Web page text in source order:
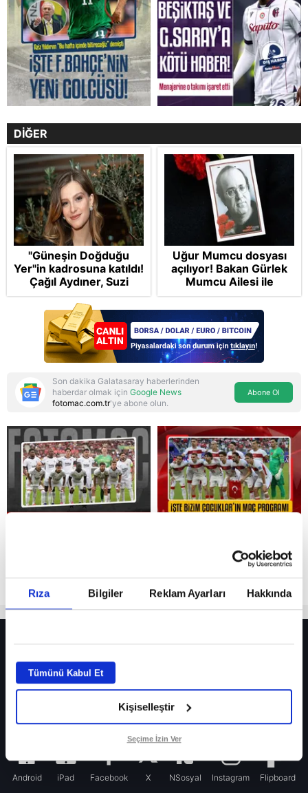
Rıza Bilgiler Reklam Ayarları Hakkında
Tümünü Kabul Et
Kişiselleştir
Seçime İzin Ver
Reddet
DİĞER
"Güneşin Doğduğu
Yer"in kadrosuna katıldı!
Çağıl Aydıner, Suzi
karakteriyle geliyor
Uğur Mumcu dosyası
açılıyor! Bakan Gürlek
Mumcu Ailesi ile
görüşecek: Baş şüpheli
İsrail.... FETÖ'den
MOSSAD'a yardım ve
yataklık
Son dakika Galatasaray haberlerinden
haberdar olmak için Google News
fotomac.com.tr'ye abone olun.
Abone Ol
Fenerbahçe’de sürpriz ayrılık ihtimali! Devre arasında gelmişti
Fenerbahçe’nin yeni transferi Mason Greenwood için olay sözler!
Galatasaray’da rota yeniden Thiago Almada!
Android iPad Facebook X NSosyal Instagram Flipboard